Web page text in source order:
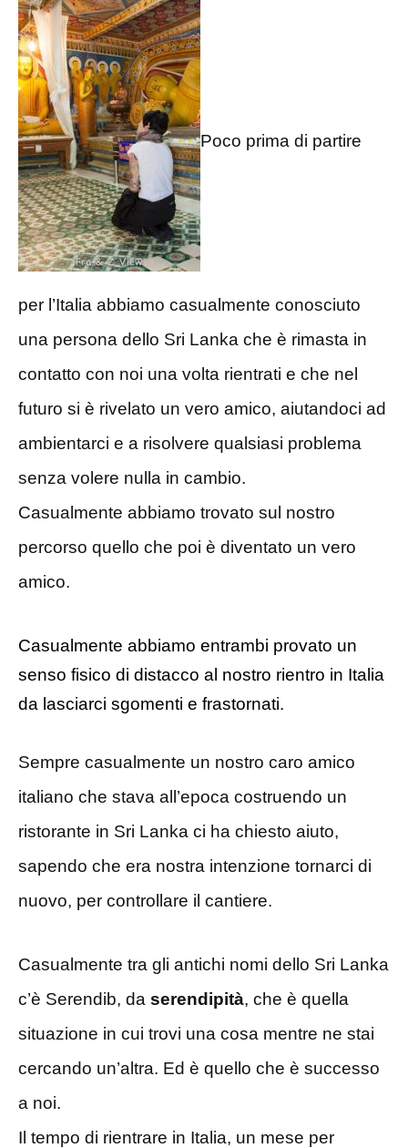
Poco prima di partire
per l’Italia abbiamo casualmente conosciuto
una persona dello Sri Lanka che è rimasta in
contatto con noi una volta rientrati e che nel
futuro si è rivelato un vero amico, aiutandoci ad
ambientarci e a risolvere qualsiasi problema
senza volere nulla in cambio.
Casualmente abbiamo trovato sul nostro
percorso quello che poi è diventato un vero
amico.
Casualmente abbiamo entrambi provato un
senso fisico di distacco al nostro rientro in Italia
da lasciarci sgomenti e frastornati.
Sempre casualmente un nostro caro amico
italiano che stava all’epoca costruendo un
ristorante in Sri Lanka ci ha chiesto aiuto,
sapendo che era nostra intenzione tornarci di
nuovo, per controllare il cantiere.
Casualmente tra gli antichi nomi dello Sri Lanka
c’è Serendib, da serendipità, che è quella
situazione in cui trovi una cosa mentre ne stai
cercando un’altra. Ed è quello che è successo
a noi.
Il tempo di rientrare in Italia, un mese per